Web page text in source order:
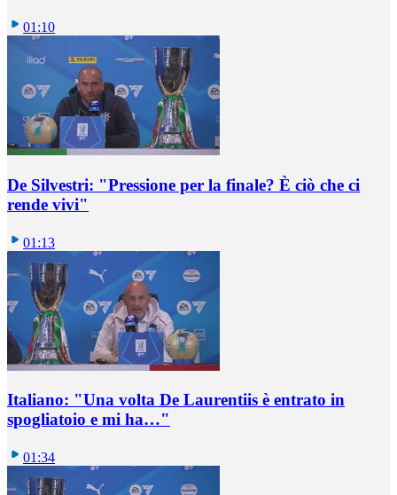
01:10
De Silvestri: "Pressione per la finale? È ciò che ci
rende vivi"
01:13
Italiano: "Una volta De Laurentiis è entrato in
spogliatoio e mi ha…"
01:34